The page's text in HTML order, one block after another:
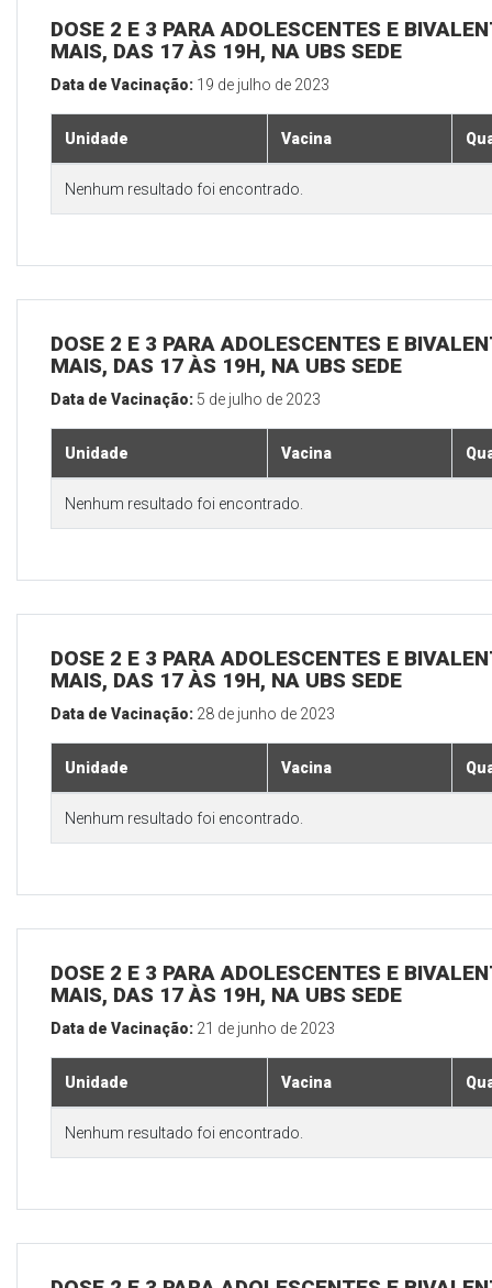
DOSE 2 E 3 PARA ADOLESCENTES E
MAIS, DAS 17 ÀS 19H, NA UBS SEDE
Data de Vacinação: 19 de julho de 2023
Unidade Vacina
Nenhum resultado foi encontrado.
DOSE 2 E 3 PARA ADOLESCENTES E
MAIS, DAS 17 ÀS 19H, NA UBS SEDE
Data de Vacinação: 5 de julho de 2023
Unidade Vacina
Nenhum resultado foi encontrado.
DOSE 2 E 3 PARA ADOLESCENTES E
MAIS, DAS 17 ÀS 19H, NA UBS SEDE
Data de Vacinação: 28 de junho de 2023
Unidade Vacina
Nenhum resultado foi encontrado.
DOSE 2 E 3 PARA ADOLESCENTES E
MAIS, DAS 17 ÀS 19H, NA UBS SEDE
Data de Vacinação: 21 de junho de 2023
Unidade Vacina
Nenhum resultado foi encontrado.